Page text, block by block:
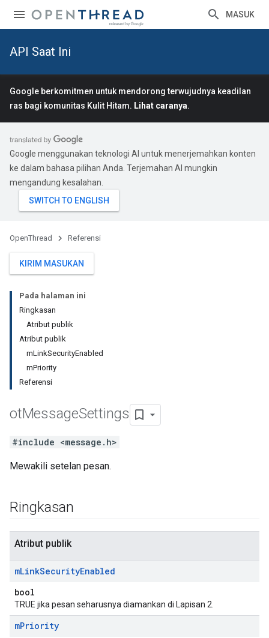
MASUK
API Saat Ini
Google berkomitmen untuk mendorong terwujudnya keadilan
ras bagi komunitas Kulit Hitam. Lihat caranya.
Google menggunakan teknologi AI untuk menerjemahkan konten
ke dalam bahasa pilihan Anda. Terjemahan AI mungkin
mengandung kesalahan.
OpenThread Referensi
KIRIM MASUKAN
Pada halaman ini
Ringkasan
Atribut publik
Atribut publik
mLinkSecurityEnabled
mPriority
Referensi
otMessageSettings
#include <message.h>
Mewakili setelan pesan.
Ringkasan
Atribut publik
mLinkSecurityEnabled
bool
TRUE jika pesan seharusnya diamankan di Lapisan 2.
mPriority